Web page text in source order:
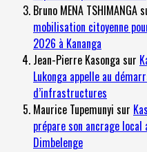
Bruno MENA TSHIMANGA
mobilisation citoyenne
2026 à Kananga
Jean-Pierre Kasonga sur
Lukonga appelle au
d’infrastructures
Maurice Tupemunyi sur
prépare son ancrage
Dimbelenge